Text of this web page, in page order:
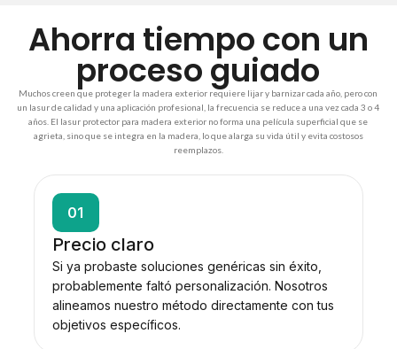
Ahorra tiempo con un
proceso guiado
Muchos creen que proteger la madera exterior requiere lijar y barnizar cada año, pero con
un lasur de calidad y una aplicación profesional, la frecuencia se reduce a una vez cada 3 o 4
años. El lasur protector para madera exterior no forma una película superficial que se
agrieta, sino que se integra en la madera, lo que alarga su vida útil y evita costosos
reemplazos.
01
Precio claro
Si ya probaste soluciones genéricas sin éxito,
probablemente faltó personalización. Nosotros
alineamos nuestro método directamente con tus
objetivos específicos.